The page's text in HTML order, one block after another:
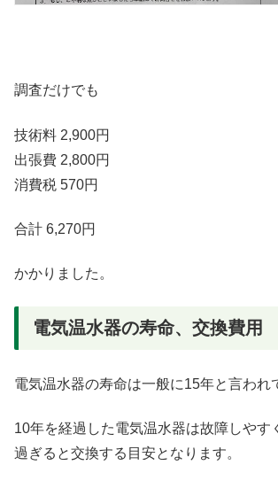
調査だけでも
技術料 2,900円
出張費 2,800円
消費税 570円
合計 6,270円
かかりました。
電気温水器の寿命、交換費用
電気温水器の寿命は一般に15年と言われ
10年を経過した電気温水器は故障しやす
過ぎると交換する目安となります。